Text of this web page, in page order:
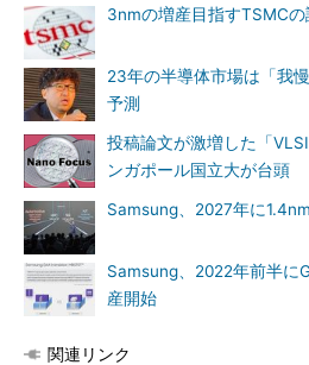
3nmの増産目指すTSMCの
23年の半導体市場は「我
予測
投稿論文が激増した「
ンガポール国立大が台頭
Samsung、2027年に
Samsung、2022年前半に
産開始
関連リンク